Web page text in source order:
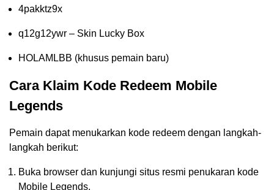
4pakktz9x
q12g12ywr – Skin Lucky Box
HOLAMLBB (khusus pemain baru)
Cara Klaim Kode Redeem Mobile
Legends
Pemain dapat menukarkan kode redeem dengan langkah-
langkah berikut:
Buka browser dan kunjungi situs resmi penukaran kode
Mobile Legends.